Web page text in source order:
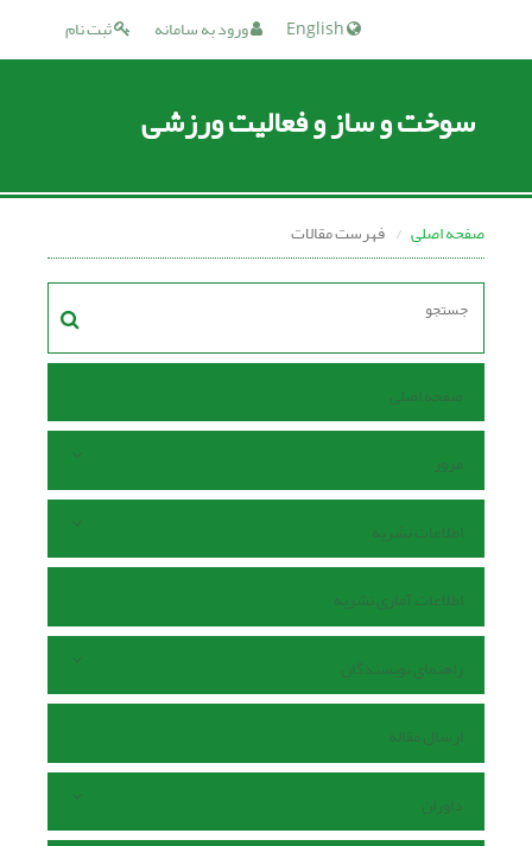
ثبت نام ورود به سامانه
سوخت و ساز و فعالیت ورزشی
صفحه اصلی فهرست مقالات
صفحه اصلی
مرور
اطلاعات نشریه
اطلاعات آماری نشریه
راهنمای نویسندگان
ارسال مقاله
داوران